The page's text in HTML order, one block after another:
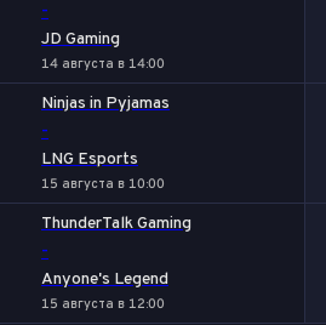
-
JD Gaming
14 августа в 14:00
Ninjas in Pyjamas
-
LNG Esports
15 августа в 10:00
ThunderTalk Gaming
-
Anyone's Legend
15 августа в 12:00